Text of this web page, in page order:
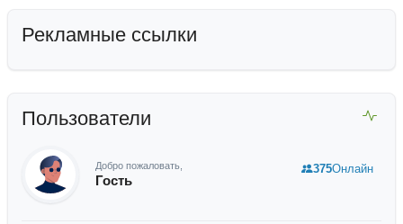
Рекламные ссылки
Пользователи
Добро пожаловать,
Гость
375Онлайн